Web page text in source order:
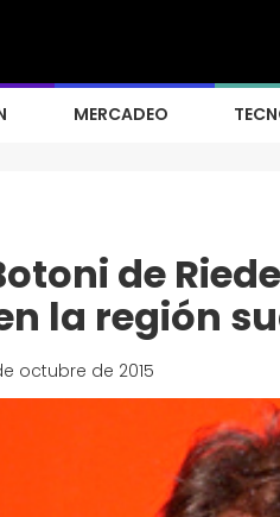
MERCADEO
de
la región
octubre de 2015